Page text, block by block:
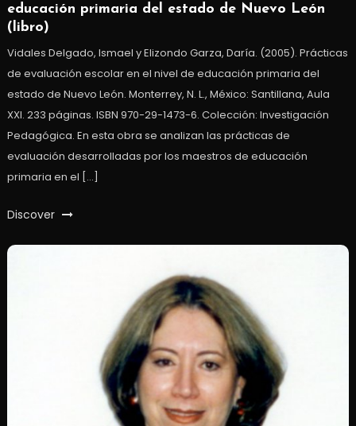
educación primaria del estado de Nuevo León
(libro)
Vidales Delgado, Ismael y Elizondo Garza, Daría. (2005). Prácticas
de evaluación escolar en el nivel de educación primaria del
estado de Nuevo León. Monterrey, N. L., México: Santillana, Aula
XXI. 233 páginas. ISBN 970-29-1473-6. Colección: Investigación
Pedagógica. En esta obra se analizan las prácticas de
evaluación desarrolladas por los maestros de educación
primaria en el […]
Discover